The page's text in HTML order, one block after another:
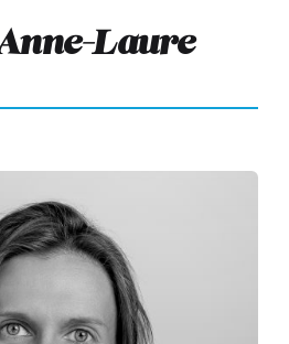
Anne-Laure